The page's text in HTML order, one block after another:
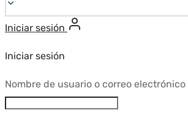
Iniciar sesión
Iniciar sesión
Nombre de usuario o correo electrónico